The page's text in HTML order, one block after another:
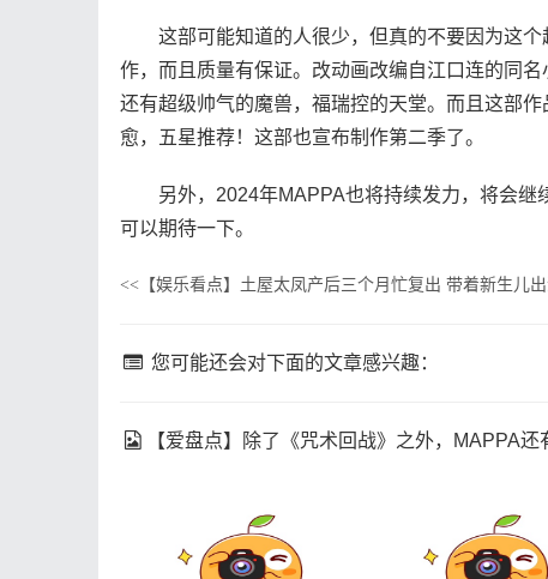
这部可能知道的人很少，但真的不要因为这个
作，而且质量有保证。改动画改编自江口连的同
还有超级帅气的魔兽，福瑞控的天堂。而且这部
愈，五星推荐！这部也宣布制作第二季了。
另外，2024年MAPPA也将持续发力，将会继
可以期待一下。
<< 【娱乐看点】土屋太凤产后三个月忙复出 带着新生儿
您可能还会对下面的文章感兴趣：
【爱盘点】除了《咒术回战》之外，MAPPA